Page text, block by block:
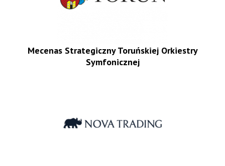
Mecenas Strategiczny Toruńskiej Orkiestry
Symfonicznej